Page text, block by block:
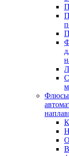
Флюсы